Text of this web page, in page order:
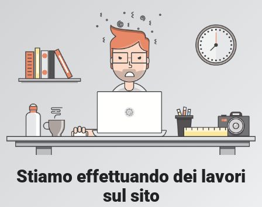
Stiamo effettuando dei lavori
sul sito